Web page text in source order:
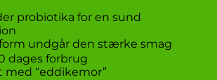
probiotika for en sund
undgår den stærke smag
dages forbrug
med “eddikemor”